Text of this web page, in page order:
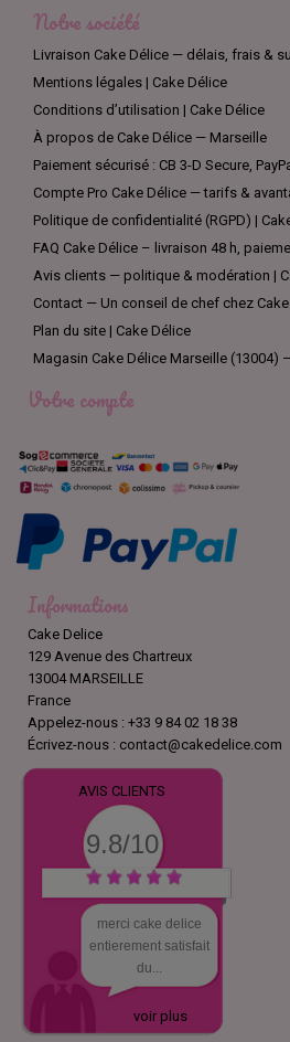
Notre société
Livraison Cake Délice — délais, frais &
Mentions légales | Cake Délice
Conditions d’utilisation | Cake Délice
À propos de Cake Délice — Marseille
Paiement sécurisé : CB 3-D Secure,
Compte Pro Cake Délice — tarifs &
Politique de confidentialité (RGPD) |
FAQ Cake Délice – livraison 48 h,
Avis clients — politique & modération |
Contact — Un conseil de chef chez
Plan du site | Cake Délice
Magasin Cake Délice Marseille (13004)
Votre compte
Informations
Cake Delice
129 Avenue des Chartreux
13004 MARSEILLE
France
Appelez-nous : +33 9 84 02 18 38
Écrivez-nous : contact@cakedelice.com
AVIS CLIENTS
9.8/10
merci cake delice
entierement satisfait
du...
voir plus